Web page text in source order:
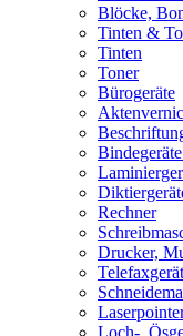
Blöcke,
Tinten &
Tinten
Toner
Bürogeräte
Rechner
Drucker,